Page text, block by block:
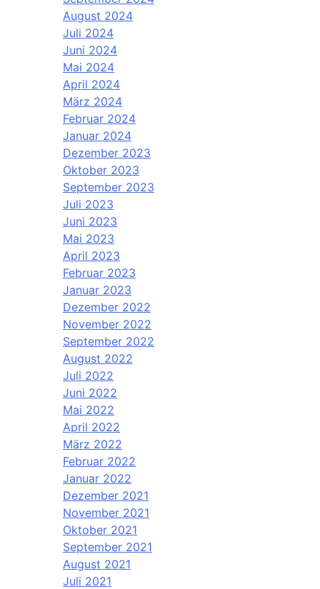
August 2024
Juli 2024
Juni 2024
Mai 2024
April 2024
März 2024
Februar 2024
Januar 2024
Dezember 2023
Oktober 2023
September 2023
Juli 2023
Juni 2023
Mai 2023
April 2023
Februar 2023
Januar 2023
Dezember 2022
November 2022
September 2022
August 2022
Juli 2022
Juni 2022
Mai 2022
April 2022
März 2022
Februar 2022
Januar 2022
Dezember 2021
November 2021
Oktober 2021
September 2021
August 2021
Juli 2021